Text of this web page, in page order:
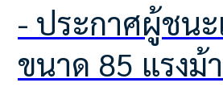
- ประกาศผู้ชนะเสนอราคา ประกวดราคารถฟาร์มแทรกเตอร์ ชนิดขับเคลื่อน 4 ล้อ
ขนาด 85 แรงม้า